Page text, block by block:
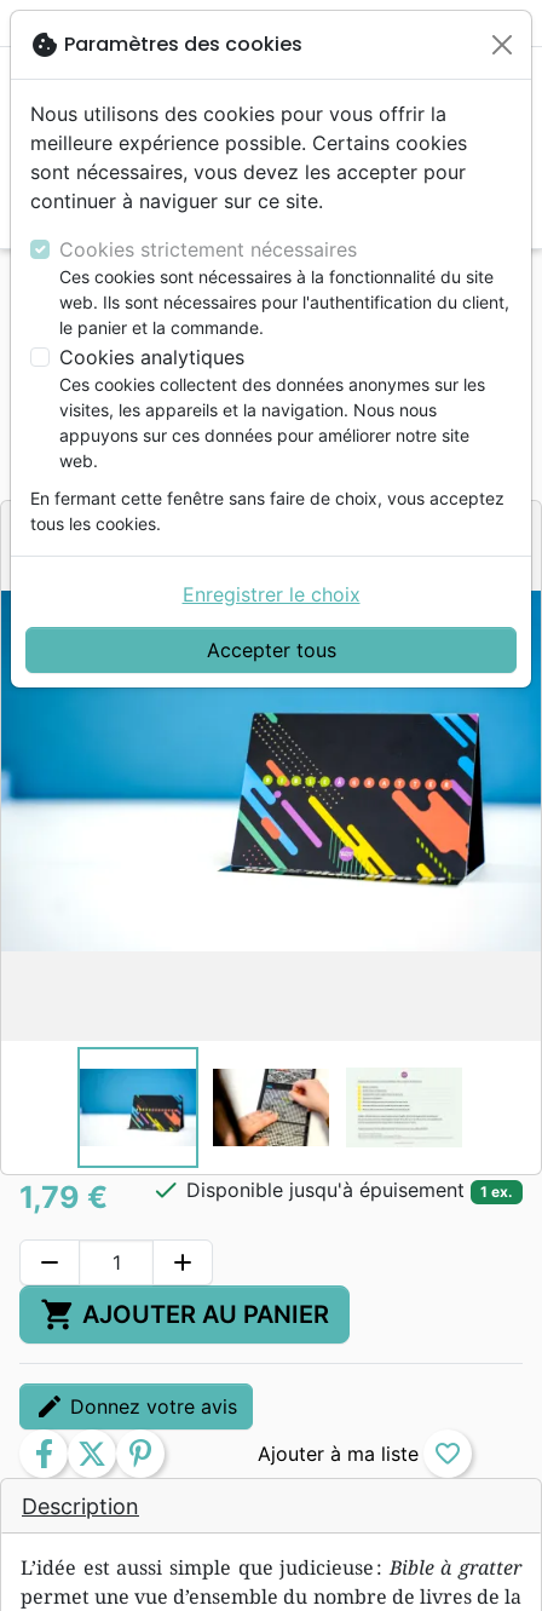
menu
Accueil Divers
Papeterie
Bible à gratter - carte de lecture Biblique
Bible à gratter
carte de lecture Biblique
RéférenceBIBLIO6101 EAN3770017461015
Éditions Bibli'o
Description
L’idée est aussi simple que judicieuse :Bible à gratter
permet une vue d’ensemble du nombre de livres de la
1,79 € check Disponible jusqu'à épuisement 1 ex.
remove add
shopping_cart AJOUTER AU PANIER
edit Donnez votre avis
facebook twitter pinterest favorite_border
cookie Paramètres des cookies
Nous utilisons des cookies pour vous offrir la
meilleure expérience possible. Certains cookies
sont nécessaires, vous devez les accepter pour
continuer à naviguer sur ce site.
Cookies strictement nécessaires
Ces cookies sont nécessaires à la fonctionnalité du site
web. Ils sont nécessaires pour l'authentification du client,
le panier et la commande.
Cookies analytiques
Ces cookies collectent des données anonymes sur les
visites, les appareils et la navigation. Nous nous
appuyons sur ces données pour améliorer notre site
web.
En fermant cette fenêtre sans faire de choix, vous acceptez
tous les cookies.
Accepter tous
Enregistrer le choix